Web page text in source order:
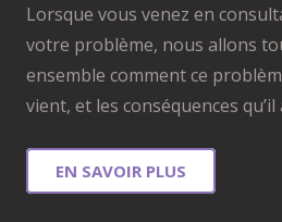
Lorsque vous venez en
votre problème, nous allons
ensemble comment ce
vient, et les conséquences
EN SAVOIR PLUS